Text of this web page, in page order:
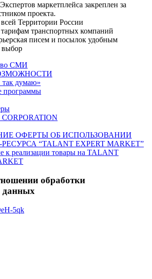
маркетплейса закреплен за
проекта.
Территории России
транспортных компаний
писем и посылок удобным
выбор
СМИ
так думаю»
программы
ОФЕРТЫ ОБ ИСПОЛЬЗОВАНИИ
“TALANT EXPERT MARKET”
к реализации товары на TALANT
обработки
данных
5qk